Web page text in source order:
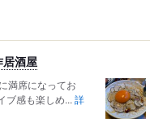
酒屋
満席になってお
ブ感も楽しめ... 詳